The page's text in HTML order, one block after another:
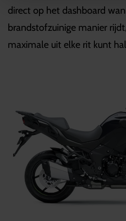
direct op het dashboard
brandstofzuinige manier
maximale uit elke rit kunt